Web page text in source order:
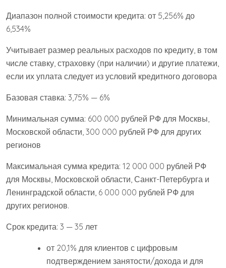
Диапазон полной стоимости кредита: от 5,256% до
6,534%
Учитывает размер реальных расходов по кредиту, в том
числе ставку, страховку (при наличии) и другие платежи,
если их уплата следует из условий кредитного договора
Базовая ставка: 3,75% — 6%
Минимальная сумма: 600 000 рублей РФ для Москвы,
Московской области, 300 000 рублей РФ для других
регионов
Максимальная сумма кредита: 12 000 000 рублей РФ
для Москвы, Московской области, Санкт-Петербурга и
Ленинградской области, 6 000 000 рублей РФ для
других регионов.
Срок кредита: 3 — 35 лет
от 20,1% для клиентов с цифровым
подтверждением занятости/дохода и для